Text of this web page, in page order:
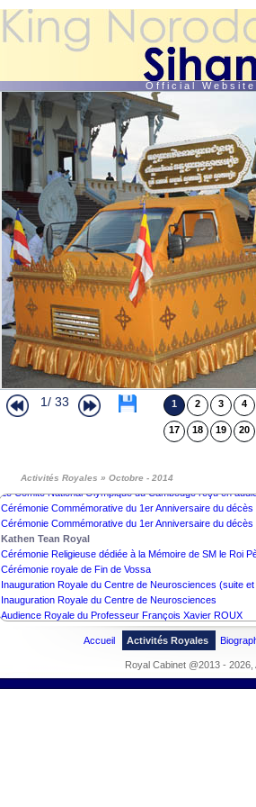
O f f i c i a l W e b s i t e
1/ 33 1 2 3 4
17 18 19 20
Activités Royales » Octobre - 2014
Cérémonies de Commémoration
Le Premier Ministre Thai reçu en audience
Rituel Royal de “Sroang Preah Sokunveary”
Meeting de masse pour le 10ème Anniversaire du
Présentation des Vœux à SM le Roi (suite et fin)
Présentation des Vœux à SM le Roi
Célébrations du 10ème anniversaire du couronnement
Célébrations du 10ème anniversaire du Couronnement
Célébrations du 10ème anniversaire du Couronnement
Audience Royale de SE M Sok Siphana
Bénédictions Royales
Cérémonie Religieuse dédiée à la Mémoire de SM le Roi
Activités Humanitaires de SM le Roi
Le Comité National Olympique du Cambodge reçu en
Cérémonie Commémorative du 1er Anniversaire du
Cérémonie Commémorative du 1er Anniversaire du décès
Kathen Tean Royal
Cérémonie Religieuse dédiée à la Mémoire de SM le Roi
Cérémonie royale de Fin de Vossa
Inauguration Royale du Centre de Neurosciences (suite et
Inauguration Royale du Centre de Neurosciences
Audience Royale du Professeur François Xavier ROUX
Accueil Activités Royales
Royal Cabinet @2013 - 2026,